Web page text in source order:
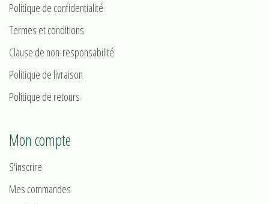
Politique de confidentialité
Termes et conditions
Clause de non-responsabilité
Politique de livraison
Politique de retours
Mon compte
S'inscrire
Mes commandes